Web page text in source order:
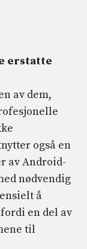
erstatte
av dem,
også en
av Android-
nødvendig
å
en del av
til